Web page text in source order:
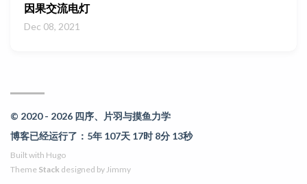
因果交流电灯
Dec 08, 2021
© 2020 - 2026 四序、片羽与摸鱼力学
博客已经运行了：5年 107天 17时 8分 13秒
Built with Hugo
Theme Stack designed by Jimmy